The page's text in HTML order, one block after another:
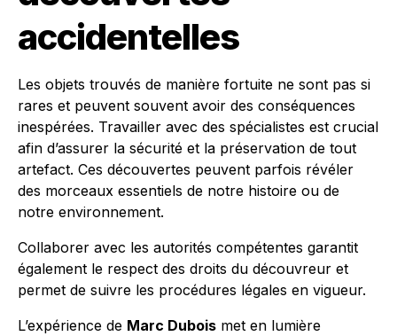
accidentelles
Les objets trouvés de manière fortuite ne sont pas si
rares et peuvent souvent avoir des conséquences
inespérées. Travailler avec des spécialistes est crucial
afin d’assurer la sécurité et la préservation de tout
artefact. Ces découvertes peuvent parfois révéler
des morceaux essentiels de notre histoire ou de
notre environnement.
Collaborer avec les autorités compétentes garantit
également le respect des droits du découvreur et
permet de suivre les procédures légales en vigueur.
L’expérience de Marc Dubois met en lumière